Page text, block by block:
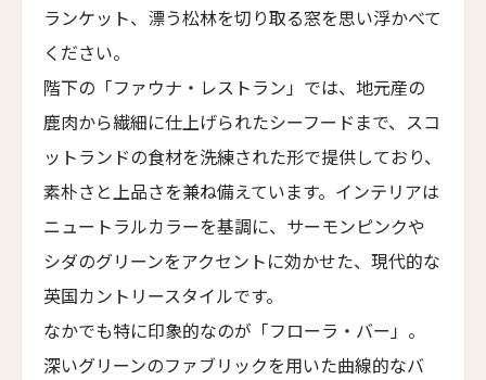
マストロヤンニ・ルレ
Mastrojanni Relais
ミー・カボ
ME Cabo
シャンハイ・ムー・ショウ・ジュージン・ホテル
Shanghai Muh Shoou Zhujing Hotel
ザ・スパイア・ホテル
The Spire Hotel
ヨーロッパ・パレス
ザ・エヴレン
ランケット、漂う松林を切り取る窓を思い浮かべて
ください。
階下の「ファウナ・レストラン」では、地元産の
鹿肉から繊細に仕上げられたシーフードまで、スコ
ットランドの食材を洗練された形で提供しており、
素朴さと上品さを兼ね備えています。インテリアは
ニュートラルカラーを基調に、サーモンピンクや
シダのグリーンをアクセントに効かせた、現代的な
英国カントリースタイルです。
なかでも特に印象的なのが「フローラ・バー」。
深いグリーンのファブリックを用いた曲線的なバ